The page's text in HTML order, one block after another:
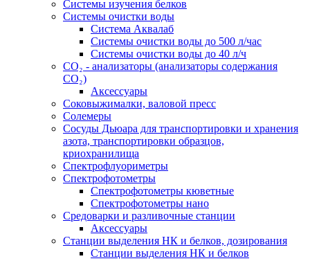
Системы изучения белков
Системы очистки воды
Система Аквалаб
Системы очистки воды до 500 л/час
Системы очистки воды до 40 л/ч
СО₂ - анализаторы (анализаторы содержания
СО₂)
Аксессуары
Соковыжималки, валовой пресс
Солемеры
Сосуды Дьюара для транспортировки и хранения
азота, транспортировки образцов,
криохранилища
Спектрофлуориметры
Спектрофотометры
Спектрофотометры кюветные
Спектрофотометры нано
Средоварки и разливочные станции
Аксессуары
Станции выделения НК и белков, дозирования
Станции выделения НК и белков